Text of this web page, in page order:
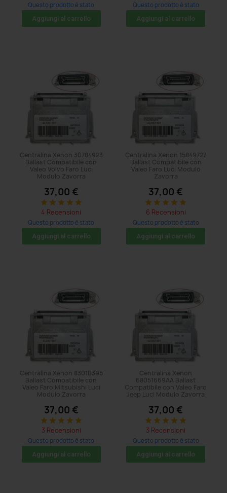
Questo prodotto è stato
acquistato: 86 volte
Aggiungi al carrello
Questo prodotto è stato
acquistato: 335 volte
Aggiungi al carrello
Centralina Xenon 30784923
Ballast Compatibile con
Valeo Volvo Faro Luci
Modulo Zavorra
37,00 €
star star star star star
4 Recensioni
Questo prodotto è stato
acquistato: 20 volte
Aggiungi al carrello
Centralina Xenon 15849727
Ballast Compatibile con
Valeo Faro Luci Modulo
Zavorra
37,00 €
star star star star star
6 Recensioni
Questo prodotto è stato
acquistato: 11 volte
Aggiungi al carrello
Centralina Xenon 8301B395
Ballast Compatibile con
Valeo Faro Mitsubishi Luci
Modulo Zavorra
37,00 €
star star star star star
3 Recensioni
Questo prodotto è stato
acquistato: 11 volte
Aggiungi al carrello
Centralina Xenon
68051669AA Ballast
Compatibile con Valeo Faro
Jeep Luci Modulo Zavorra
37,00 €
star star star star star
3 Recensioni
Questo prodotto è stato
acquistato: 17 volte
Aggiungi al carrello